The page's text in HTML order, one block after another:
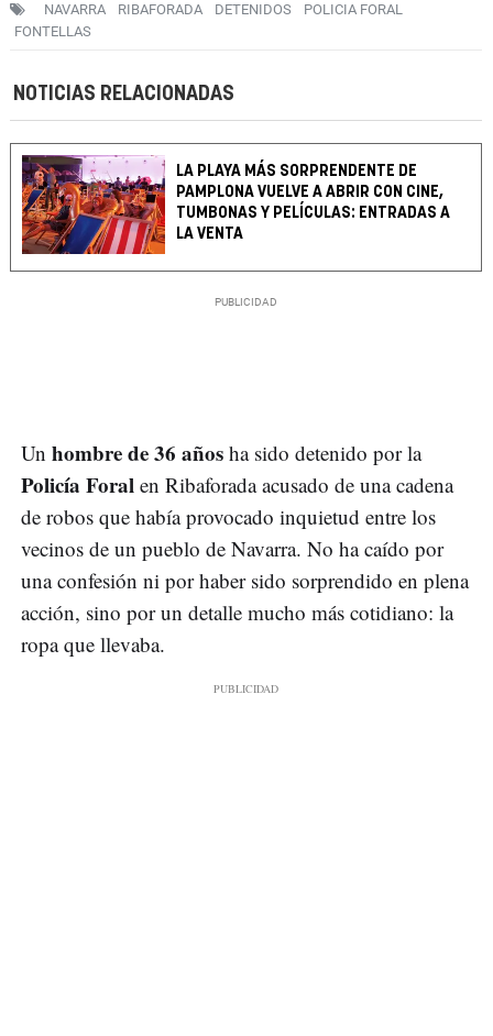
NAVARRA RIBAFORADA DETENIDOS
POLICIA FORAL
FONTELLAS
NOTICIAS RELACIONADAS
LA PLAYA MÁS SORPRENDENTE DE
PAMPLONA VUELVE A ABRIR CON CINE,
TUMBONAS Y PELÍCULAS: ENTRADAS A
LA VENTA
Un hombre de 36 años ha sido detenido por la
Policía Foral en Ribaforada acusado de una cadena
de robos que había provocado inquietud entre los
vecinos de un pueblo de Navarra. No ha caído por
una confesión ni por haber sido sorprendido en plena
acción, sino por un detalle mucho más cotidiano: la
ropa que llevaba.